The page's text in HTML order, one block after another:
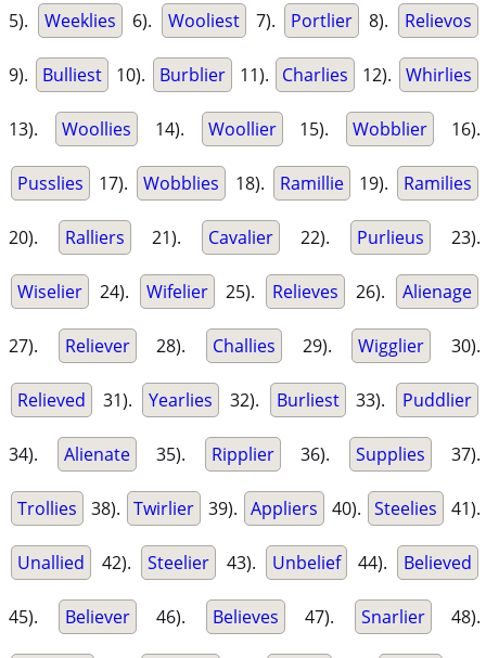
5). Weeklies 6). Wooliest 7). Portlier 8). Relievos
9). Bulliest 10). Burblier 11). Charlies 12). Whirlies
13). Woollies 14). Woollier 15). Wobblier 16).
Pusslies 17). Wobblies 18). Ramillie 19). Ramilies
20). Ralliers 21). Cavalier 22). Purlieus 23).
Wiselier 24). Wifelier 25). Relieves 26). Alienage
27). Reliever 28). Challies 29). Wigglier 30).
Relieved 31). Yearlies 32). Burliest 33). Puddlier
34). Alienate 35). Ripplier 36). Supplies 37).
Trollies 38). Twirlier 39). Appliers 40). Steelies 41).
Unallied 42). Steelier 43). Unbelief 44). Believed
45). Believer 46). Believes 47). Snarlier 48).